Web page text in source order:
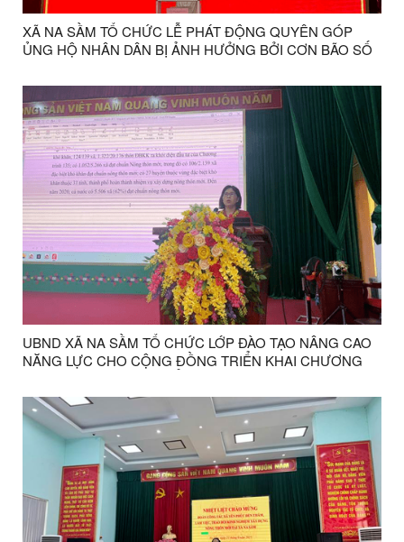
XÃ NA SẦM TỔ CHỨC LỄ PHÁT ĐỘNG QUYÊN GÓP
ỦNG HỘ NHÂN DÂN BỊ ẢNH HƯỞNG BỞI CƠN BÃO SỐ
UBND XÃ NA SẦM TỔ CHỨC LỚP ĐÀO TẠO NÂNG CAO
NĂNG LỰC CHO CỘNG ĐỒNG TRIỂN KHAI CHƯƠNG
DÂN TỘC THIỂU SỐ VÀ MIỀN NÚI NĂM 2025